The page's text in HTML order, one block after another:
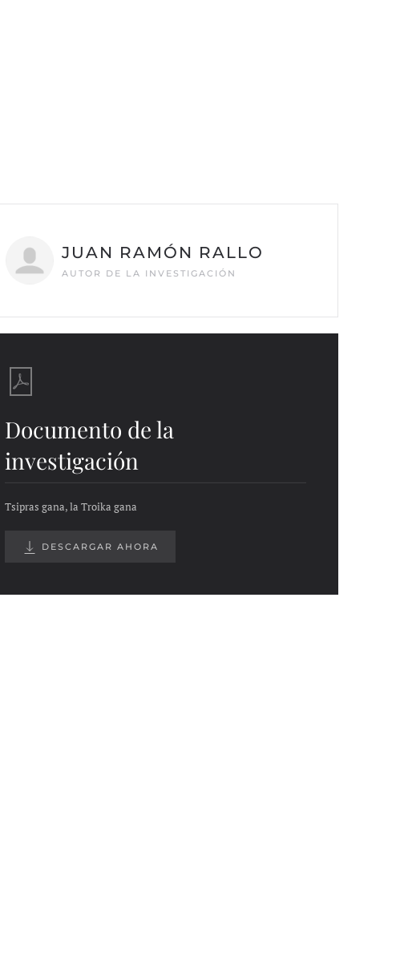
JUAN RAMÓN RALLO
AUTOR DE LA INVESTIGACIÓN
Documento de la
investigación
Tsipras gana, la Troika gana
DESCARGAR AHORA